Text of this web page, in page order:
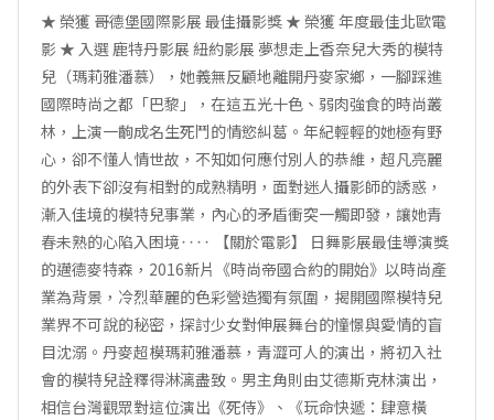
★ 榮獲 哥德堡國際影展 最佳攝影獎 ★ 榮獲 年度最佳北歐電
影 ★ 入選 鹿特丹影展 紐約影展 夢想走上香奈兒大秀的模特
兒（瑪莉雅潘慕），她義無反顧地離開丹麥家鄉，一腳踩進
國際時尚之都「巴黎」，在這五光十色、弱肉強食的時尚叢
林，上演一齣成名生死鬥的情慾糾葛。年紀輕輕的她極有野
心，卻不懂人情世故，不知如何應付別人的恭維，超凡亮麗
的外表下卻沒有相對的成熟精明，面對迷人攝影師的誘惑，
漸入佳境的模特兒事業，內心的矛盾衝突一觸即發，讓她青
春未熟的心陷入困境‥‥ 【關於電影】 日舞影展最佳導演獎
的邁德麥特森，2016新片《時尚帝國合約的開始》以時尚產
業為背景，冷烈華麗的色彩營造獨有氛圍，揭開國際模特兒
業界不可說的秘密，探討少女對伸展舞台的憧憬與愛情的盲
目沈溺。丹麥超模瑪莉雅潘慕，青澀可人的演出，將初入社
會的模特兒詮釋得淋漓盡致。男主角則由艾德斯克林演出，
相信台灣觀眾對這位演出《死侍》、《玩命快遞：肆意橫